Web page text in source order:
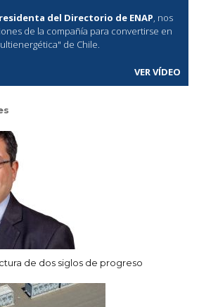
del Directorio de ENAP , nos
de la compañía para convertirse en
de Chile.
VER VÍDEO
de dos siglos de progreso